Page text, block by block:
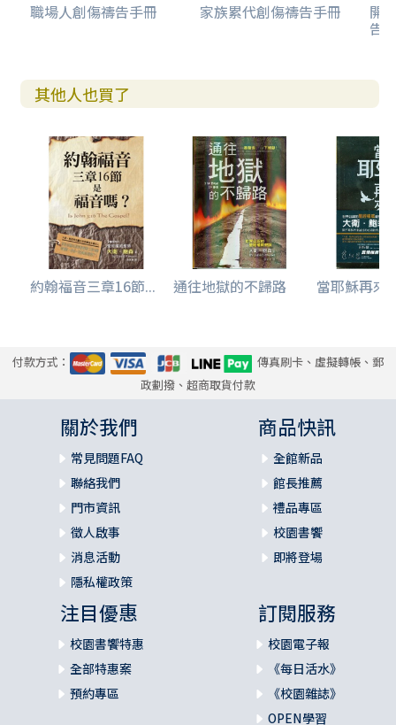
職場人創傷禱告手冊 家族累代創傷禱告手冊 開
告(
其他人也買了
約翰福音三章16節... 通往地獄的不歸路 當耶穌再來
付款方式：
傳真刷卡、虛擬轉帳、郵
政劃撥、超商取貨付款
關於我們
常見問題FAQ
聯絡我們
門市資訊
徵人啟事
消息活動
隱私權政策
商品快訊
全館新品
館長推薦
禮品專區
校園書饗
即將登場
注目優惠
校園書饗特惠
全部特惠案
預約專區
訂閱服務
校園電子報
《每日活水》
《校園雜誌》
OPEN學習